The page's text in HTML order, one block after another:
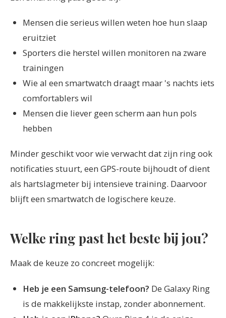
Mensen die serieus willen weten hoe hun slaap
eruitziet
Sporters die herstel willen monitoren na zware
trainingen
Wie al een smartwatch draagt maar 's nachts iets
comfortablers wil
Mensen die liever geen scherm aan hun pols
hebben
Minder geschikt voor wie verwacht dat zijn ring ook
notificaties stuurt, een GPS-route bijhoudt of dient
als hartslagmeter bij intensieve training. Daarvoor
blijft een smartwatch de logischere keuze.
Welke ring past het beste bij jou?
Maak de keuze zo concreet mogelijk:
Heb je een Samsung-telefoon? De Galaxy Ring
is de makkelijkste instap, zonder abonnement.